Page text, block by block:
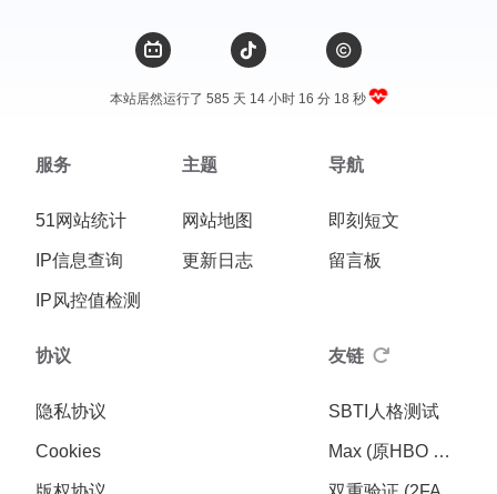
本站居然运行了 585 天 14 小时 16 分 19 秒
服务
51网站统计
IP信息查询
IP风控值检测
主题
网站地图
更新日志
导航
即刻短文
留言板
协议
隐私协议
Cookies
友链
SBTI人格测试
Max (原HBO Max)